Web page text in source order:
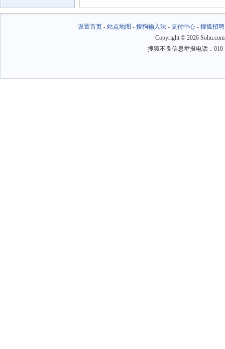
设置首页- 站点地图 - 搜狗输入法- 支付中心- 搜狐招聘
Copyright © 2026
搜狐不良信息举报电话：010